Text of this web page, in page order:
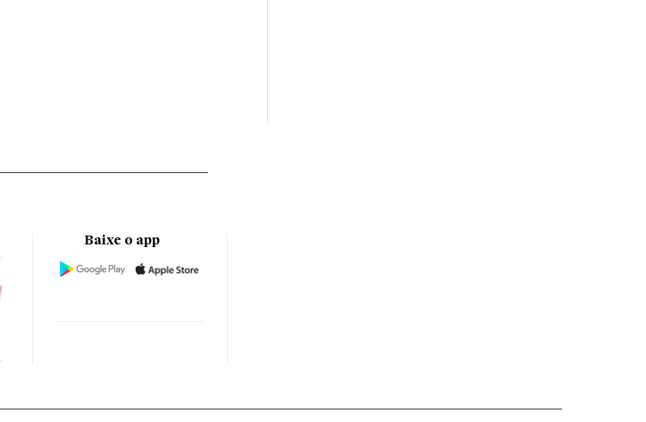
Baixe o app